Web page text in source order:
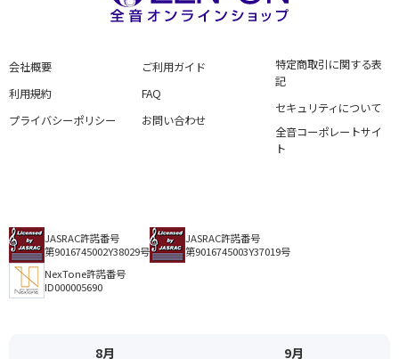
会社概要
利用規約
プライバシーポリシー
ご利用ガイド
FAQ
お問い合わせ
特定商取引に関する表
記
セキュリティについて
全音コーポレートサイ
ト
JASRAC許諾番号
第9016745002Y38029号
JASRAC許諾番号
第9016745003Y37019号
NexTone許諾番号
ID000005690
8月 9月